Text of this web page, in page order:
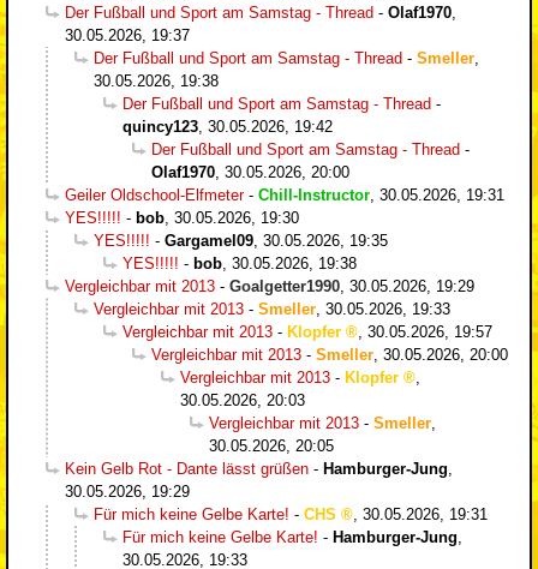
Der Fußball und Sport am Samstag - Thread - Olaf1970
30.05.2026, 19:37
Der Fußball und Sport am Samstag - Thread - Smeller
30.05.2026, 19:38
Der Fußball und Sport am Samstag - Thread -
quincy123 30.05.2026, 19:42
Der Fußball und Sport am Samstag - Thread -
Olaf1970 30.05.2026, 20:00
Geiler Oldschool-Elfmeter- Chill-Instructor 30.05.2026, 19:31
YES!!!!! - bob 30.05.2026, 19:30
YES!!!!! - Gargamel09 30.05.2026, 19:35
YES!!!!! - bob 30.05.2026, 19:38
Vergleichbar mit 2013 - Goalgetter1990 30.05.2026, 19:29
Vergleichbar mit 2013 - Smeller 30.05.2026, 19:33
Vergleichbar mit 2013 - Klopfer
30.05.2026, 19:57
Vergleichbar mit 2013 - Smeller 30.05.2026, 20:00
Vergleichbar mit 2013 - Klopfer
30.05.2026, 20:03
Vergleichbar mit 2013 - Smeller
30.05.2026, 20:05
Kein Gelb Rot - Dante lässt grüßen - Hamburger-Jung
30.05.2026, 19:29
Für mich keine Gelbe Karte! - CHS
30.05.2026, 19:31
Für mich keine Gelbe Karte! - Hamburger-Jung
30.05.2026, 19:33